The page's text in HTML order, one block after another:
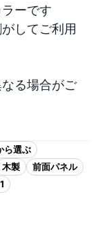
ーです
してご利用
る場合がご
ら選ぶ
木製
前面パネル